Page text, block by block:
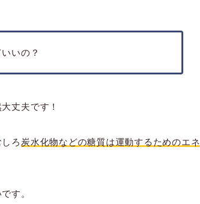
いの？
丈夫です！
ろ 炭水化物などの糖質は運動するためのエネ
す。